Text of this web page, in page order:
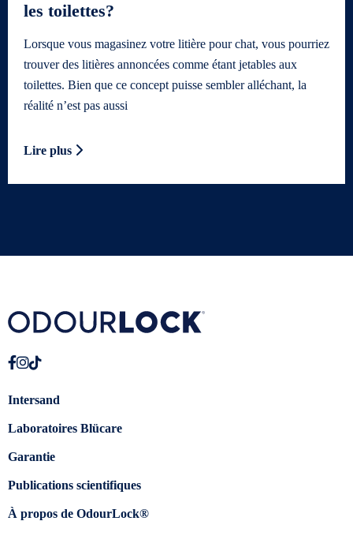
les toilettes?
Lorsque vous magasinez votre litière pour chat, vous pourriez
trouver des litières annoncées comme étant jetables aux
toilettes. Bien que ce concept puisse sembler alléchant, la
réalité n’est pas aussi
Lire plus
Intersand
Laboratoires Blücare
Garantie
Publications scientifiques
À propos de OdourLock®